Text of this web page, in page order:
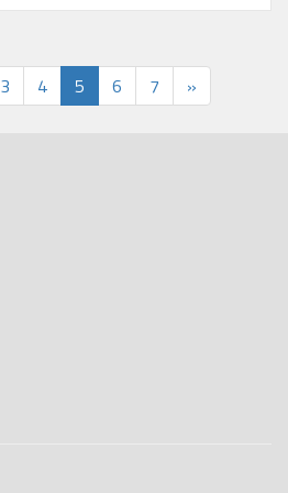
3 4 5 6 7 »